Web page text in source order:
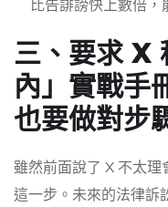
比告誹謗快上數倍，
三、要求 X
內」實戰手
也要做對步
雖然前面說了 X 不太
這一步。未來的法律訴